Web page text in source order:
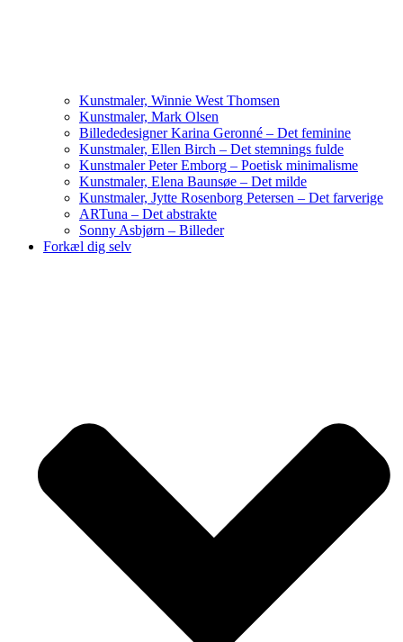
Kunstmaler, Winnie West Thomsen
Kunstmaler, Mark Olsen
Billededesigner Karina Geronné – Det feminine
Kunstmaler, Ellen Birch – Det stemnings fulde
Kunstmaler Peter Emborg – Poetisk minimalisme
Kunstmaler, Elena Baunsøe – Det milde
Kunstmaler, Jytte Rosenborg Petersen – Det farverige
ARTuna – Det abstrakte
Sonny Asbjørn – Billeder
Forkæl dig selv